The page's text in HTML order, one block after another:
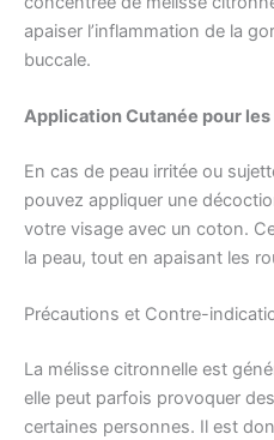
apaiser l’inflammation de la
buccale.
Application Cutanée pour
En cas de peau irritée ou
pouvez appliquer une
votre visage avec un coton.
la peau, tout en apaisant les
Précautions et Contre-
La mélisse citronnelle est
elle peut parfois provoquer
certaines personnes. Il est